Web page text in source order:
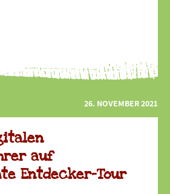
26. NOVEMBER 2021
auf
Entdecker-Tour